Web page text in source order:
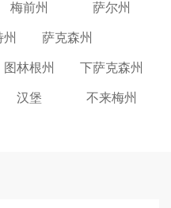
梅前州 萨尔州
萨克森州
图林根州 下萨克森州
汉堡 不来梅州